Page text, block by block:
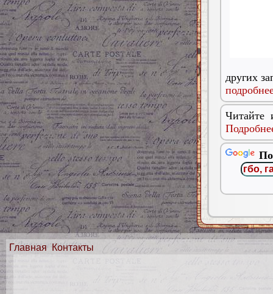
других
Читайте
Главная Контакты